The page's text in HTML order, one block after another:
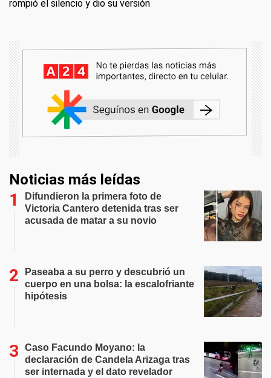
rompió el silencio y dio su versión
Noticias más leídas
Difundieron la primera foto de
Victoria Cantero detenida tras ser
acusada de matar a su novio
Paseaba a su perro y descubrió un
cuerpo en una bolsa: la escalofriante
hipótesis
Caso Facundo Moyano: la
declaración de Candela Arizaga tras
ser internada y el dato revelador